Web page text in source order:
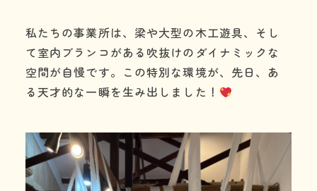
私たちの事業所は、梁や大型の木工遊具、そし
て室内ブランコがある吹抜けのダイナミックな
空間が自慢です。この特別な環境が、先日、あ
る天才的な一瞬を生み出しました！